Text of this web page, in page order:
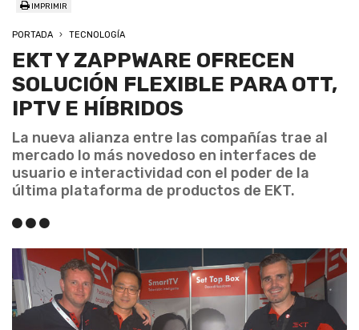
IMPRIMIR
PORTADA TECNOLOGÍA
EKT Y ZAPPWARE OFRECEN
SOLUCIÓN FLEXIBLE PARA OTT,
IPTV E HÍBRIDOS
La nueva alianza entre las compañías trae al
mercado lo más novedoso en interfaces de
usuario e interactividad con el poder de la
última plataforma de productos de EKT.